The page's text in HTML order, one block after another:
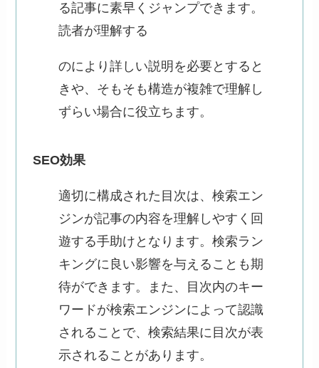
る記事に素早くジャンプできます。
読者が理解する
のにより詳しい説明を必要とすると
きや、そもそも構造が複雑で理解し
ずらい場合に役立ちます。
SEO効果
適切に構成された目次は、検索エン
ジンが記事の内容を理解しやすく回
遊する手助けとなります。検索ラン
キングに良い影響を与えることも期
待ができます。また、目次内のキー
ワードが検索エンジンによって認識
されることで、検索結果に目次が表
示されることがあります。